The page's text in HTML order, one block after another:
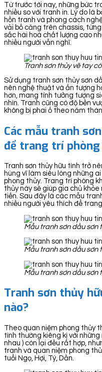
Từ trước tới nay, những bức
nhiều so với tranh in. Lý do là
hồn tranh và phong cách
vải bố căng trên chassis,
sắc hài hoà chất lượng cao
nhiều người vẫn nghĩ.
Tranh sơn thủy vẽ tay
Sử dụng tranh sơn thủy sơn
nên nghệ thuật và ấn tượng
hơn, mang tính tưởng tượng
nhìn. Tranh cũng có độ bền
không bị phai ố theo năm
Các mẫu tranh
để trang trí phòng
Tranh sơn thủy hữu tình trở
hùng vĩ làm siêu lòng những
phong thủy. Trang trí phòng
thủy này sẽ giúp gia chủ
tiến. Sau đây là các mẫu
nhiều người yêu thích để
Mẫu tranh sơn dầu sơn
Mẫu tranh sơn dầu sơn
Mẫu tranh sơn dầu sơn
Tranh sơn thủy
nào?
Theo quan niệm phong thủy
tình thường kiêng kị với
nhau ) còn lại đều rất hợp,
tranh và quan niệm phong
tuổi Ngọ, Hợi, Tý, Dần.